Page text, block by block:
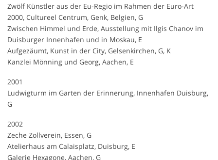
Zwölf Künstler aus der Eu-Regio im Rahmen der Euro-Art
2000, Cultureel Centrum, Genk, Belgien, G
Zwischen Himmel und Erde, Ausstellung mit Ilgis Chanov im
Duisburger Innenhafen und in Moskau, E
Aufgezäumt, Kunst in der City, Gelsenkirchen, G, K
Kanzlei Mönning und Georg, Aachen, E
2001
Ludwigturm im Garten der Erinnerung, Innenhafen Duisburg,
G
2002
Zeche Zollverein, Essen, G
Atelierhaus am Calaisplatz, Duisburg, E
Galerie Hexagone, Aachen, G